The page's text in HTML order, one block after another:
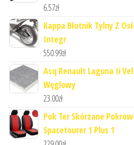
6.57zł
Kappa Błotnik Tylny Z
Integr
550.99zł
Asq Renault Laguna Ii
Węglowy
23.00zł
Pok Ter Skórzane
Spacetourer 1 Plus 1